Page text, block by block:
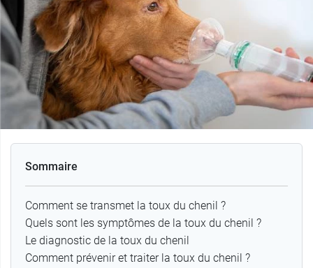
Sommaire
Comment se transmet la toux du chenil ?
Quels sont les symptômes de la toux du chenil ?
Le diagnostic de la toux du chenil
Comment prévenir et traiter la toux du chenil ?